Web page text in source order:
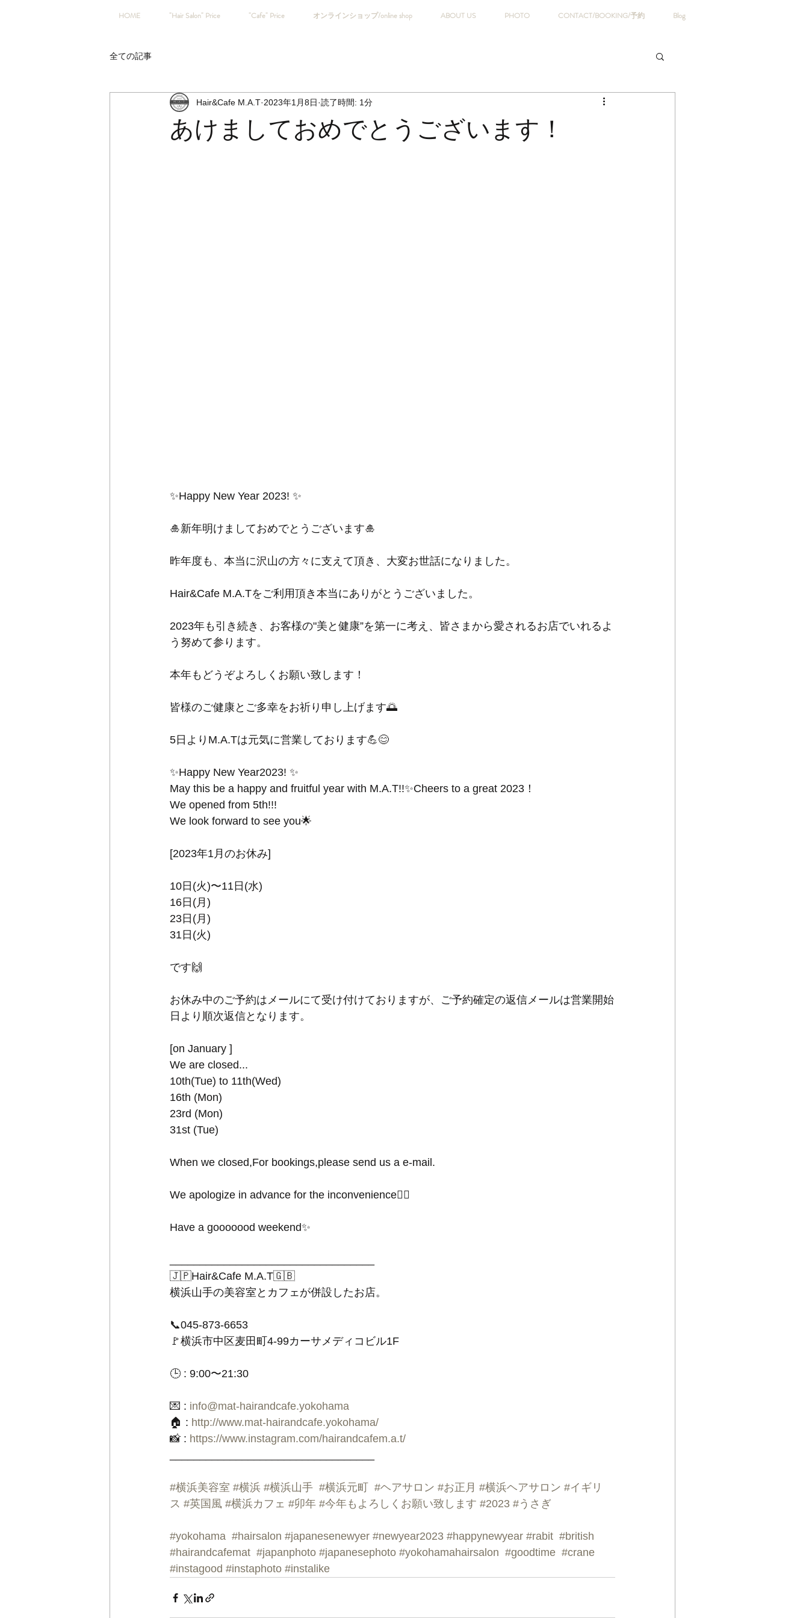
HOME "Hair Salon" Price "Cafe" Price オンラインショップ/online shop ABOUT US PHOTO CONTACT/BOOKING/予約 Blog
全ての記事
あけましておめでとうございます！
Hair&Cafe M.A.T 2023年1月8日 読了時間: 1分
✨Happy New Year 2023! ✨
🎍新年明けましておめでとうございます🎍
昨年度も、本当に沢山の方々に支えて頂き、大変お世話になりました。
Hair&Cafe M.A.Tをご利用頂き本当にありがとうございました。
2023年も引き続き、お客様の"美と健康”を第一に考え、皆さまから愛されるお店でいれるよ
う努めて参ります。
本年もどうぞよろしくお願い致します！
皆様のご健康とご多幸をお祈り申し上げます🌅
5日よりM.A.Tは元気に営業しております💪😊
✨Happy New Year2023! ✨
May this be a happy and fruitful year with M.A.T!!✨Cheers to a great 2023！
We opened from 5th!!!
We look forward to see you🌟
[2023年1月のお休み]
10日(火)〜11日(水)
16日(月)
23日(月)
31日(火)
です🙌
お休み中のご予約はメールにて受け付けておりますが、ご予約確定の返信メールは営業開始
日より順次返信となります。
[on January ]
We are closed...
10th(Tue) to 11th(Wed)
16th (Mon)
23rd (Mon)
31st (Tue)
When we closed,For bookings,please send us a e-mail.
We apologize in advance for the inconvenience🙇‍♂️
Have a gooooood weekend✨
🇯🇵Hair&Cafe M.A.T🇬🇧
横浜山手の美容室とカフェが併設したお店。
📞045-873-6653
🚩横浜市中区麦田町4-99カーサメディコビル1F
🕒 : 9:00〜21:30
💌 : info@mat-hairandcafe.yokohama
🏠 : http://www.mat-hairandcafe.yokohama/
📸 : https://www.instagram.com/hairandcafem.a.t/
#横浜美容室 #横浜 #横浜山手 #横浜元町 #ヘアサロン #お正月 #横浜ヘアサロン #イギリ
ス #英国風 #横浜カフェ #卯年 #今年もよろしくお願い致します #2023 #うさぎ
#yokohama #hairsalon #japanesenewyer #newyear2023 #happynewyear #rabit #british
#hairandcafemat #japanphoto #japanesephoto #yokohamahairsalon #goodtime #crane
#instagood #instaphoto #instalike